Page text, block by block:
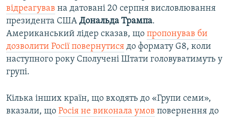
відреагував на датовані 20 серпня висловлювання
президента США Дональда Трампа.
Американський лідер сказав, що пропонував би
дозволити Росії повернутися до формату G8, коли
наступного року Сполучені Штати головуватимуть у
групі.
Кілька інших країн, що входять до «Групи семи»,
вказали, що Росія не виконала умов повернення до